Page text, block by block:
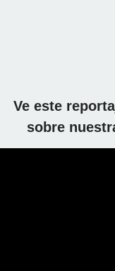
Ve este
sobre